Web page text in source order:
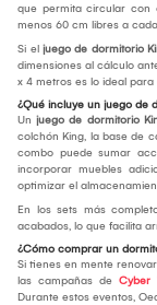
que permita circular con
menos 60 cm libres a
Si el juego de dormitorio
dimensiones al cálculo
x 4 metros es lo ideal
¿Qué incluye un juego de
Un juego de dormitorio
colchón King, la base de
combo puede sumar
incorporar muebles
optimizar el
En los sets más
acabados, lo que facilita
¿Cómo comprar un
Si tienes en mente
las campañas de Cyber
Durante estos eventos,